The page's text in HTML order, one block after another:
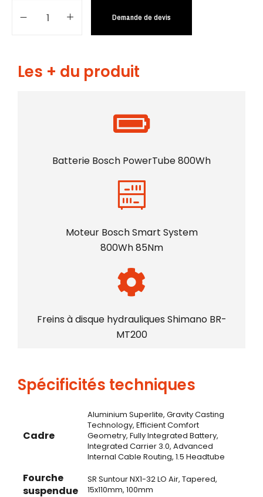
Demande de devis
Les + du produit
Batterie Bosch PowerTube 800Wh
Moteur Bosch Smart System
800Wh 85Nm
Freins à disque hydrauliques Shimano BR-
MT200
Spécificités techniques
Cadre
Aluminium Superlite, Gravity Casting
Technology, Efficient Comfort
Geometry, Fully Integrated Battery,
Integrated Carrier 3.0, Advanced
Internal Cable Routing, 1.5 Headtube
Fourche
suspendue
SR Suntour NX1-32 LO Air, Tapered,
15x110mm, 100mm